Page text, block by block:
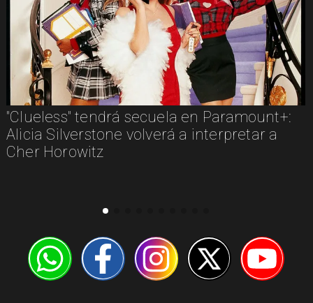
"Clueless" tendrá secuela en Paramount+:
Alicia Silverstone volverá a interpretar a
Cher Horowitz